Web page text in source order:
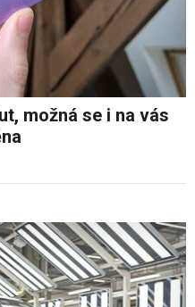
možná se i na vás